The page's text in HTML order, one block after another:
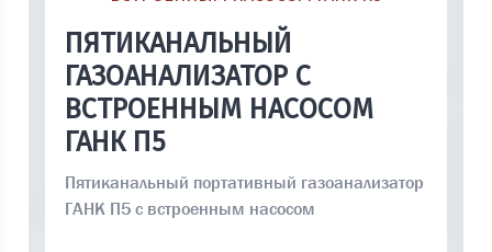
ПЯТИКАНАЛЬНЫЙ
ГАЗОАНАЛИЗАТОР С
ВСТРОЕННЫМ НАСОСОМ
ГАНК П5
Пятиканальный портативный газоанализатор
ГАНК П5 с встроенным насосом